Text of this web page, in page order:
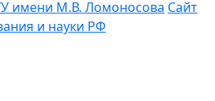
имени М.В. Ломоносова Сайт
и науки РФ